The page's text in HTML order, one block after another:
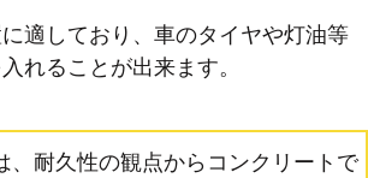
適しており、車のタイヤや灯油等
れることが出来ます。
、耐久性の観点からコンクリートで